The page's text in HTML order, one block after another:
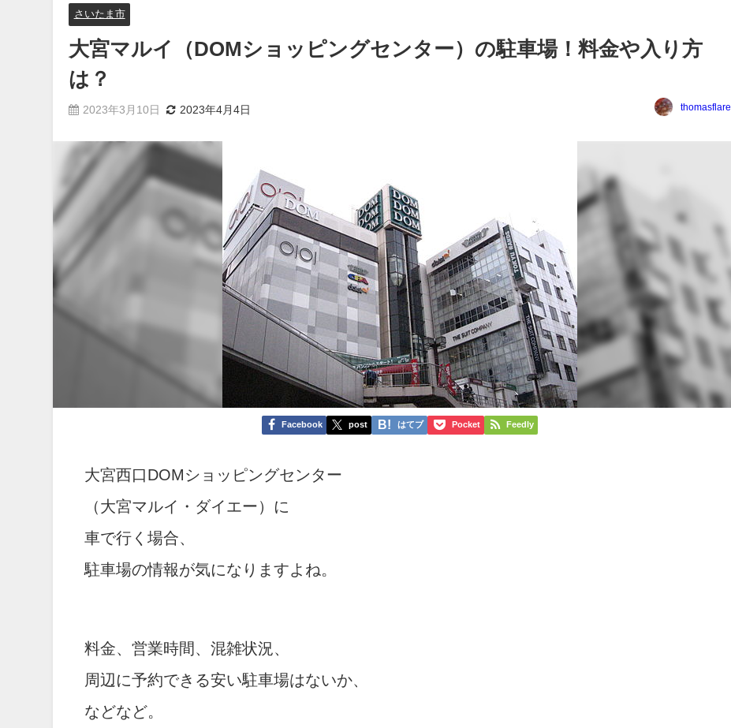
さいたま市
大宮マルイ（DOMショッピングセンター）の駐車場！料金や入り方
は？
2023年3月10日 2023年4月4日 thomasflare
Facebook post はてブ Pocket Feedly
大宮西口DOMショッピングセンター
（大宮マルイ・ダイエー）に
車で行く場合、
駐車場の情報が気になりますよね。
料金、営業時間、混雑状況、
周辺に予約できる安い駐車場はないか、
などなど。